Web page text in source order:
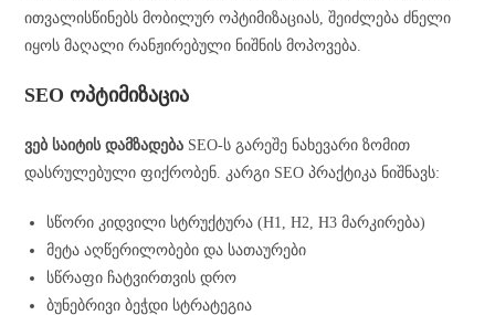
ითვალისწინებს მობილურ ოპტიმიზაციას, შეიძლება ძნელი
იყოს მაღალი რანჟირებული ნიშნის მოპოვება.
SEO ოპტიმიზაცია
ვებ საიტის დამზადება SEO-ს გარეშე ნახევარი ზომით
დასრულებული ფიქრობენ. კარგი SEO პრაქტიკა ნიშნავს:
სწორი კიდვილი სტრუქტურა (H1, H2, H3 მარკირება)
მეტა აღწერილობები და სათაურები
სწრაფი ჩატვირთვის დრო
ბუნებრივი ბეჭდი სტრატეგია